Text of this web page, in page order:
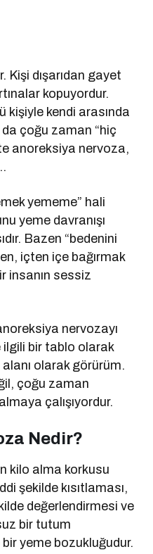
Kişi dışarıdan gayet
kopuyordur.
kişiyle kendi arasında
da çoğu zaman “hiç
anoreksiya nervoza,
yememe” hali
yeme davranışı
Bazen “bedenini
içten içe bağırmak
insanın sessiz
nervozayı
ilgili bir tablo olarak
olarak görürüm.
çoğu zaman
çalışıyordur.
Nedir?
kilo alma korkusu
şekilde kısıtlaması,
değerlendirmesi ve
bir tutum
yeme bozukluğudur.